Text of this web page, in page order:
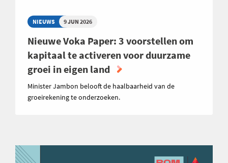
NIEUWS 9 JUN 2026
Nieuwe Voka Paper: 3 voorstellen om
kapitaal te activeren voor duurzame
groei in eigen land
Minister Jambon belooft de haalbaarheid van de
groeirekening te onderzoeken.